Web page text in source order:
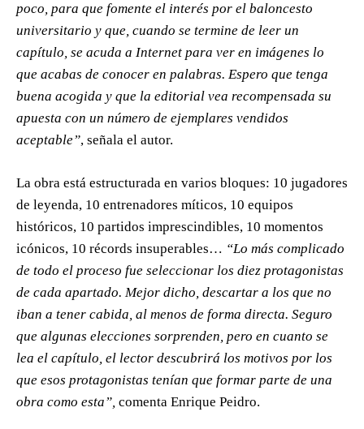
poco, para que fomente el interés por el baloncesto
universitario y que, cuando se termine de leer un
capítulo, se acuda a Internet para ver en imágenes lo
que acabas de conocer en palabras. Espero que tenga
buena acogida y que la editorial vea recompensada su
apuesta con un número de ejemplares vendidos
aceptable”, señala el autor.
La obra está estructurada en varios bloques: 10 jugadores
de leyenda, 10 entrenadores míticos, 10 equipos
históricos, 10 partidos imprescindibles, 10 momentos
icónicos, 10 récords insuperables… “Lo más complicado
de todo el proceso fue seleccionar los diez protagonistas
de cada apartado. Mejor dicho, descartar a los que no
iban a tener cabida, al menos de forma directa. Seguro
que algunas elecciones sorprenden, pero en cuanto se
lea el capítulo, el lector descubrirá los motivos por los
que esos protagonistas tenían que formar parte de una
obra como esta”, comenta Enrique Peidro.